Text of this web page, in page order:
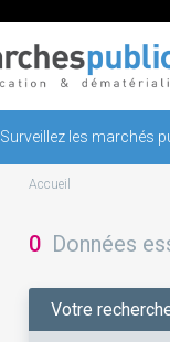
Surveillez les marchés
Accueil
0 Données
Votre